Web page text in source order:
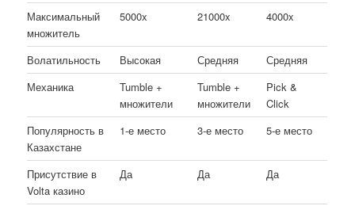
Максимальный
множитель
5000x 21000x 4000x
Волатильность Высокая Средняя
Средняя
Механика
Tumble +
множители
Tumble +
множители
Pick &
Click
Популярность в
Казахстане
1-е место 3-е место 5-е место
Присутствие в
Volta казино
Да Да Да